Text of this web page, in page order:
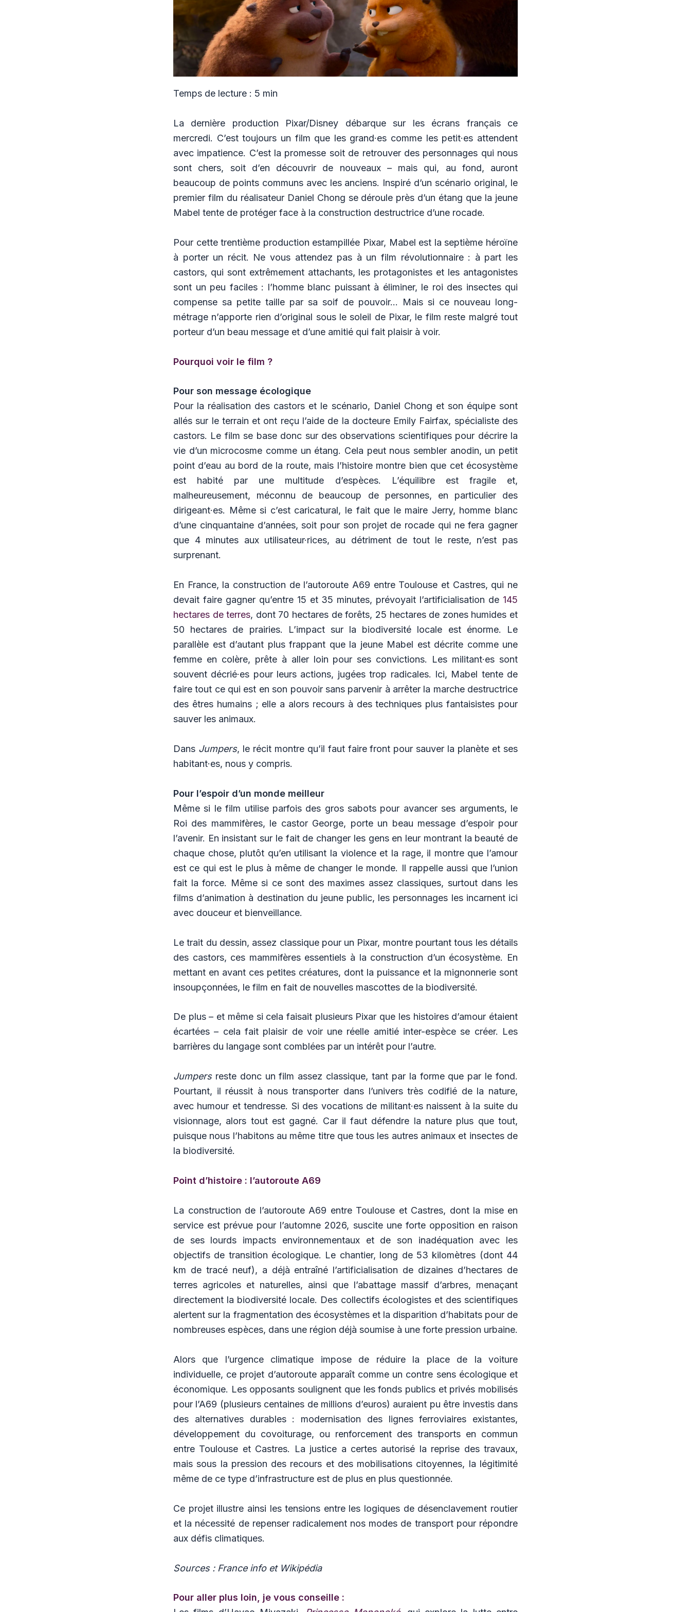
Temps de lecture : 5 min
La dernière production Pixar/Disney débarque sur les écrans français ce
mercredi. C’est toujours un film que les grand·es comme les petit·es attendent
avec impatience. C’est la promesse soit de retrouver des personnages qui nous
sont chers, soit d’en découvrir de nouveaux – mais qui, au fond, auront
beaucoup de points communs avec les anciens. Inspiré d’un scénario original, le
premier film du réalisateur Daniel Chong se déroule près d’un étang que la jeune
Mabel tente de protéger face à la construction destructrice d’une rocade.
Pour cette trentième production estampillée Pixar, Mabel est la septième héroïne
à porter un récit. Ne vous attendez pas à un film révolutionnaire : à part les
castors, qui sont extrêmement attachants, les protagonistes et les antagonistes
sont un peu faciles : l’homme blanc puissant à éliminer, le roi des insectes qui
compense sa petite taille par sa soif de pouvoir… Mais si ce nouveau long-
métrage n’apporte rien d’original sous le soleil de Pixar, le film reste malgré tout
porteur d’un beau message et d’une amitié qui fait plaisir à voir.
Pourquoi voir le film ?
Pour son message écologique
Pour la réalisation des castors et le scénario, Daniel Chong et son équipe sont
allés sur le terrain et ont reçu l’aide de la docteure Emily Fairfax, spécialiste des
castors. Le film se base donc sur des observations scientifiques pour décrire la
vie d’un microcosme comme un étang. Cela peut nous sembler anodin, un petit
point d’eau au bord de la route, mais l’histoire montre bien que cet écosystème
est habité par une multitude d’espèces. L’équilibre est fragile et,
malheureusement, méconnu de beaucoup de personnes, en particulier des
dirigeant·es. Même si c’est caricatural, le fait que le maire Jerry, homme blanc
d’une cinquantaine d’années, soit pour son projet de rocade qui ne fera gagner
que 4 minutes aux utilisateur·rices, au détriment de tout le reste, n’est pas
surprenant.
En France, la construction de l’autoroute A69 entre Toulouse et Castres, qui ne
devait faire gagner qu’entre 15 et 35 minutes, prévoyait l’artificialisation de 145
hectares de terres, dont 70 hectares de forêts, 25 hectares de zones humides et
50 hectares de prairies. L’impact sur la biodiversité locale est énorme. Le
parallèle est d’autant plus frappant que la jeune Mabel est décrite comme une
femme en colère, prête à aller loin pour ses convictions. Les militant·es sont
souvent décrié·es pour leurs actions, jugées trop radicales. Ici, Mabel tente de
faire tout ce qui est en son pouvoir sans parvenir à arrêter la marche destructrice
des êtres humains ; elle a alors recours à des techniques plus fantaisistes pour
sauver les animaux.
Dans Jumpers, le récit montre qu’il faut faire front pour sauver la planète et ses
habitant·es, nous y compris.
Pour l’espoir d’un monde meilleur
Même si le film utilise parfois des gros sabots pour avancer ses arguments, le
Roi des mammifères, le castor George, porte un beau message d’espoir pour
l’avenir. En insistant sur le fait de changer les gens en leur montrant la beauté de
chaque chose, plutôt qu’en utilisant la violence et la rage, il montre que l’amour
est ce qui est le plus à même de changer le monde. Il rappelle aussi que l’union
fait la force. Même si ce sont des maximes assez classiques, surtout dans les
films d’animation à destination du jeune public, les personnages les incarnent ici
avec douceur et bienveillance.
Le trait du dessin, assez classique pour un Pixar, montre pourtant tous les détails
des castors, ces mammifères essentiels à la construction d’un écosystème. En
mettant en avant ces petites créatures, dont la puissance et la mignonnerie sont
insoupçonnées, le film en fait de nouvelles mascottes de la biodiversité.
De plus – et même si cela faisait plusieurs Pixar que les histoires d’amour étaient
écartées – cela fait plaisir de voir une réelle amitié inter-espèce se créer. Les
barrières du langage sont comblées par un intérêt pour l’autre.
Jumpersreste donc un film assez classique, tant par la forme que par le fond.
Pourtant, il réussit à nous transporter dans l’univers très codifié de la nature,
avec humour et tendresse. Si des vocations de militant·es naissent à la suite du
visionnage, alors tout est gagné. Car il faut défendre la nature plus que tout,
puisque nous l’habitons au même titre que tous les autres animaux et insectes de
la biodiversité.
Point d’histoire : l’autoroute A69
La construction de l’autoroute A69 entre Toulouse et Castres, dont la mise en
service est prévue pour l’automne 2026, suscite une forte opposition en raison
de ses lourds impacts environnementaux et de son inadéquation avec les
objectifs de transition écologique. Le chantier, long de 53 kilomètres (dont 44
km de tracé neuf), a déjà entraîné l’artificialisation de dizaines d’hectares de
terres agricoles et naturelles, ainsi que l’abattage massif d’arbres, menaçant
directement la biodiversité locale. Des collectifs écologistes et des scientifiques
alertent sur la fragmentation des écosystèmes et la disparition d’habitats pour de
nombreuses espèces, dans une région déjà soumise à une forte pression urbaine.
Alors que l’urgence climatique impose de réduire la place de la voiture
individuelle, ce projet d’autoroute apparaît comme un contre sens écologique et
économique. Les opposants soulignent que les fonds publics et privés mobilisés
pour l’A69 (plusieurs centaines de millions d’euros) auraient pu être investis dans
des alternatives durables : modernisation des lignes ferroviaires existantes,
développement du covoiturage, ou renforcement des transports en commun
entre Toulouse et Castres. La justice a certes autorisé la reprise des travaux,
mais sous la pression des recours et des mobilisations citoyennes, la légitimité
même de ce type d’infrastructure est de plus en plus questionnée.
Ce projet illustre ainsi les tensions entre les logiques de désenclavement routier
et la nécessité de repenser radicalement nos modes de transport pour répondre
aux défis climatiques.
Sources : France info et Wikipédia
Pour aller plus loin, je vous conseille :